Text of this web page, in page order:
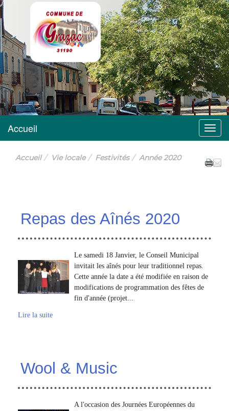
Grazac
Menu
Accueil
Accueil Vie locale Festivités Année 2020
Repas des Aînés 2020
Le samedi 18 Janvier, le Conseil Municipal
invitait les aînés pour leur traditionnel repas.
Cette année la date a été modifiée en raison de
modifications de programmation des fêtes de
fin d'année (projet...
Lire la suite
Wool & Music
A l'occasion des Journées Européennes du